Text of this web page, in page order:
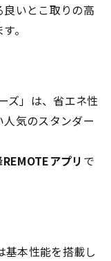
良いとこ取りの高
。
ズ」は、省エネ性
気のスタンダー
アプリ で
基本性能を搭載し